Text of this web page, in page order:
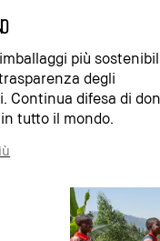
più
degli
Continua difesa di
tutto il mondo.